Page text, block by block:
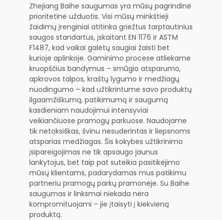
Zhejiang Baihe saugumas yra mūsų pagrindinė
prioritetinė užduotis. Visi mūsų minkštieji
žaidimų įrenginiai atitinka griežtus tarptautinius
saugos standartus, įskaitant EN 1176 ir ASTM
F1487, kad vaikai galėtų saugiai žaisti bet
kurioje aplinkoje. Gaminimo procese atliekame
kruopščius bandymus – smūgio atsparumo,
apkrovos talpos, kraštų lygumo ir medžiagų
nuodingumo – kad užtikrintume savo produktų
ilgaamžiškumą, patikimumą ir saugumą
kasdieniam naudojimui intensyviai
veikiančiuose pramogų parkuose. Naudojame
tik netoksiškas, švinu nesuderintas ir liepsnoms
atsparias medžiagas. Šis kokybės užtikrinimo
įsipareigojimas ne tik apsaugo jaunus
lankytojus, bet taip pat suteikia pasitikėjimo
mūsų klientams, padarydamas mus patikimu
partneriu pramogų parkų pramonėje. Su Baihe
saugumas ir linksmai niekada nėra
kompromituojami – jie įtaisyti į kiekvieną
produktą.